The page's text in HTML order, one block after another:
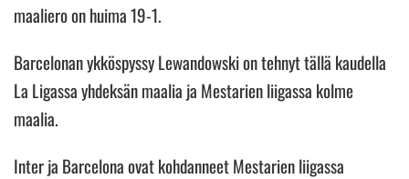
maaliero on huima 19-1.
Barcelonan ykköspyssy Lewandowski on tehnyt tällä kaudella
La Ligassa yhdeksän maalia ja Mestarien liigassa kolme
maalia.
Inter ja Barcelona ovat kohdanneet Mestarien liigassa